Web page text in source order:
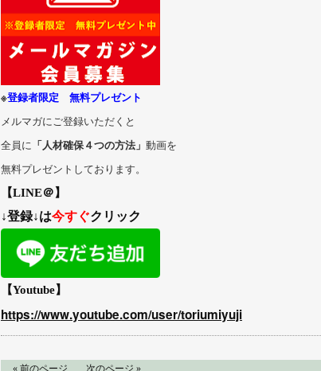
※登録者限定 無料プレゼント
メルマガにご登録いただくと
全員に 「人材確保４つの方法」 動画を
無料プレゼントしております。
【LINE＠】
↓登録↓は今すぐクリック
【Youtube】
https://www.youtube.com/user/toriumiyuji
« 前のページ 次のページ »